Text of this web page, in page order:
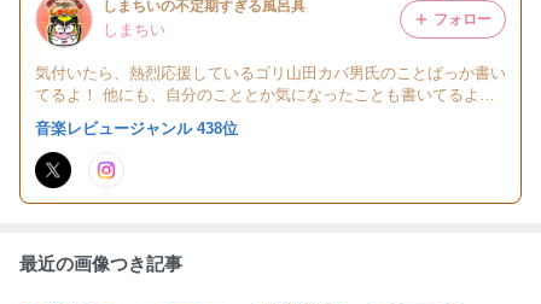
しまちいの不定期すぎる風呂具
しまちい
気付いたら、熱烈応援しているゴリ山田カバ男氏のことばっか書い
てるよ！ 他にも、自分のこととか気になったことも書いてるよ！
基本的に長文なのは文才がないので...ごめんなさい！笑
フォロー
音楽レビュージャンル 438位
最近の画像つき記事